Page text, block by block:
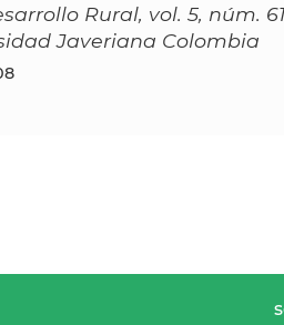
Rural, vol. 5, núm.
Javeriana Colombia